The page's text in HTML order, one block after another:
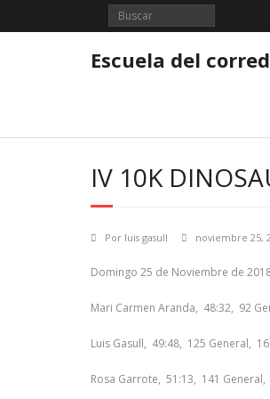
Escuela del
IV 10K
Por luis gasull noviembre 25,
Domingo 25 de Noviembre de
Mari Carmen Aranda, 48:32, 92
Luis Gasull, 49:48, 125 General,
Rosa Garrote, 51:13, 141 General,